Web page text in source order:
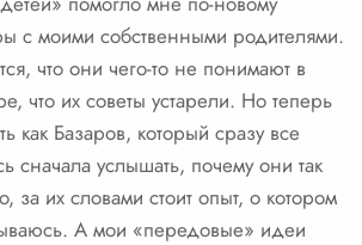
с моими собственными родителями.
что они чего-то не понимают в
что их советы устарели. Но теперь
как Базаров, который сразу все
сначала услышать, почему они так
за их словами стоит опыт, о котором
А мои «передовые» идеи